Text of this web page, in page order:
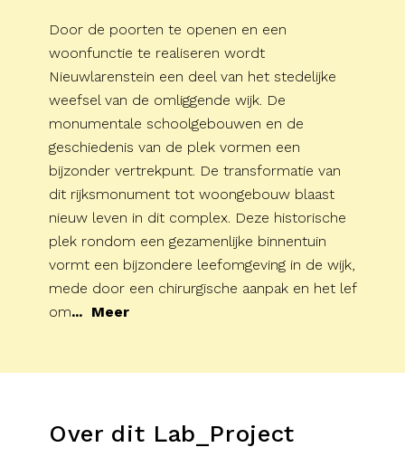
Door de poorten te openen en een
woonfunctie te realiseren wordt
Nieuwlarenstein een deel van het stedelijke
weefsel van de omliggende wijk. De
monumentale schoolgebouwen en de
geschiedenis van de plek vormen een
bijzonder vertrekpunt. De transformatie van
dit rijksmonument tot woongebouw blaast
nieuw leven in dit complex. Deze historische
plek rondom een gezamenlijke binnentuin
vormt een bijzondere leefomgeving in de wijk,
mede door een chirurgische aanpak en het lef
om... Meer
Over dit Lab_Project